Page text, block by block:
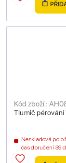
Tlumič
Kód zboží :
Neskladová
čas doručení 39